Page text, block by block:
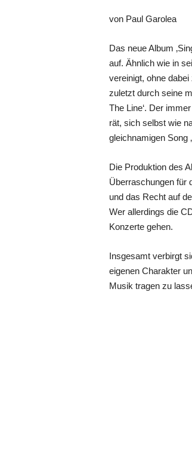
von Paul Garolea
Das neue Album
auf. Ähnlich wie in
vereinigt, ohne
zuletzt durch seine
The Line‘. Der
rät, sich selbst wie
gleichnamigen Song
Die Produktion des
Überraschungen für
und das Recht auf
Wer allerdings die
Konzerte gehen.
Insgesamt verbirgt
eigenen Charakter
Musik tragen zu